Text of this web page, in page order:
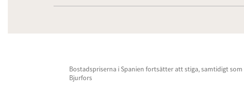
Bostadspriserna i Spanien fortsätter att stiga, samtidigt
Bjurfors